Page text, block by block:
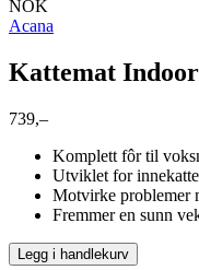
NOK
Acana
Kattemat
739,–
Komplett fôr til
Utviklet for
Motvirke problemer
Fremmer en sunn
Legg i handlekurv